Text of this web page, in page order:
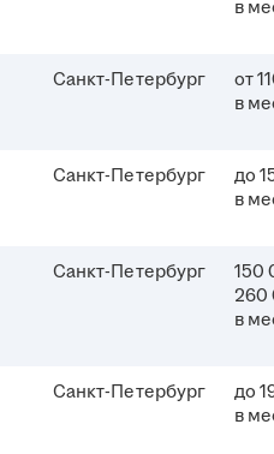
в
Санкт-Петербург
от
в
Санкт-Петербург
до
в
Санкт-Петербург
150
260
в
Санкт-Петербург
до
в